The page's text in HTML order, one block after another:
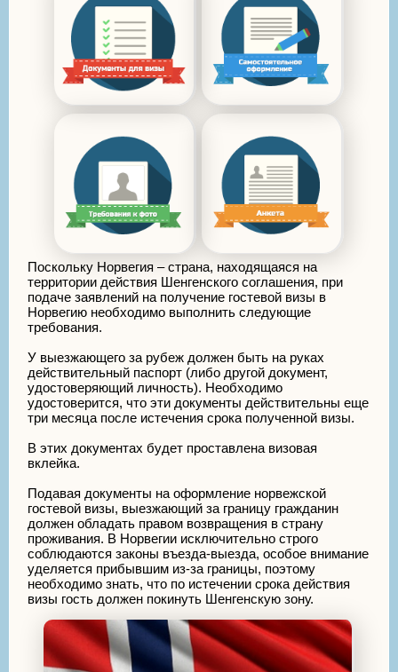
Поскольку Норвегия – страна, находящаяся на
территории действия Шенгенского соглашения, при
подаче заявлений на получение гостевой визы в
Норвегию необходимо выполнить следующие
требования.
У выезжающего за рубеж должен быть на руках
действительный паспорт (либо другой документ,
удостоверяющий личность). Необходимо
удостоверится, что эти документы действительны еще
три месяца после истечения срока полученной визы.
В этих документах будет проставлена визовая
вклейка.
Подавая документы на оформление норвежской
гостевой визы, выезжающий за границу гражданин
должен обладать правом возвращения в страну
проживания. В Норвегии исключительно строго
соблюдаются законы въезда-выезда, особое внимание
уделяется прибывшим из-за границы, поэтому
необходимо знать, что по истечении срока действия
визы гость должен покинуть Шенгенскую зону.